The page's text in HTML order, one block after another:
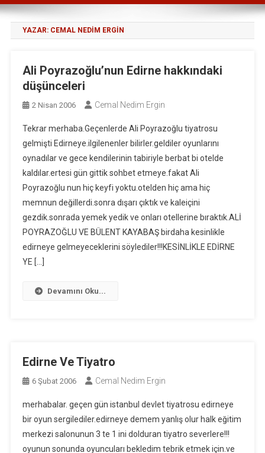
YAZAR: CEMAL NEDIM ERGIN
Ali Poyrazoğlu’nun Edirne hakkındaki
düşünceleri
2 Nisan 2006 Cemal Nedim Ergin
Tekrar merhaba.Geçenlerde Ali Poyrazoğlu tiyatrosu
gelmişti Edirneye.ilgilenenler bilirler.geldiler oyunlarını
oynadılar ve gece kendilerinin tabiriyle berbat bi otelde
kaldılar.ertesi gün gittik sohbet etmeye.fakat Ali
Poyrazoğlu nun hiç keyfi yoktu.otelden hiç ama hiç
memnun değillerdi.sonra dışarı çıktık ve kaleiçini
gezdik.sonrada yemek yedik ve onları otellerine bıraktık.ALİ
POYRAZOĞLU VE BÜLENT KAYABAŞ birdaha kesinlikle
edirneye gelmeyeceklerini söylediler!!!KESİNLİKLE EDİRNE
YE […]
Devamını Oku...
Edirne Ve Tiyatro
6 Şubat 2006 Cemal Nedim Ergin
merhabalar. geçen gün istanbul devlet tiyatrosu edirneye
bir oyun sergilediler.edirneye demem yanlış olur halk eğitim
merkezi salonunun 3 te 1 ini dolduran tiyatro severlere!!!
oyunun sonunda oyuncuları bekledim tebrik etmek için.ve